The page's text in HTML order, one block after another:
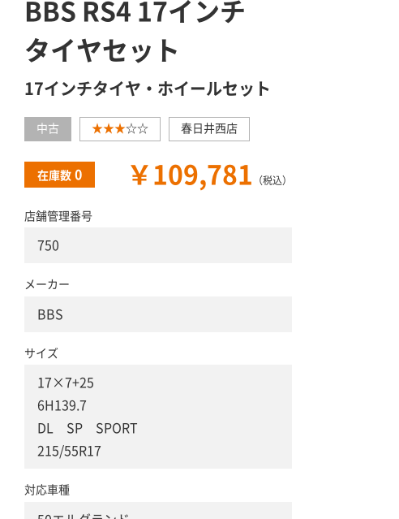
BBS RS4 17インチ
タイヤセット
17インチタイヤ・ホイールセット
中古 ★★★☆☆ 春日井西店
在庫数 0 ￥109,781 （税込）
店舗管理番号
750
メーカー
BBS
サイズ
17×7+25
6H139.7
DL SP SPORT
215/55R17
対応車種